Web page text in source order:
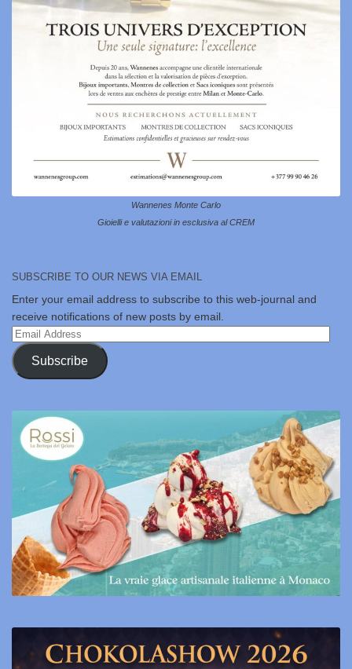
Wannenes Monte Carlo
Gioielli e valutazioni in esclusiva al CREM
SUBSCRIBE TO OUR NEWS VIA EMAIL
Enter your email address to subscribe to this web-journal and
receive notifications of new posts by email.
Email
Address
Subscribe